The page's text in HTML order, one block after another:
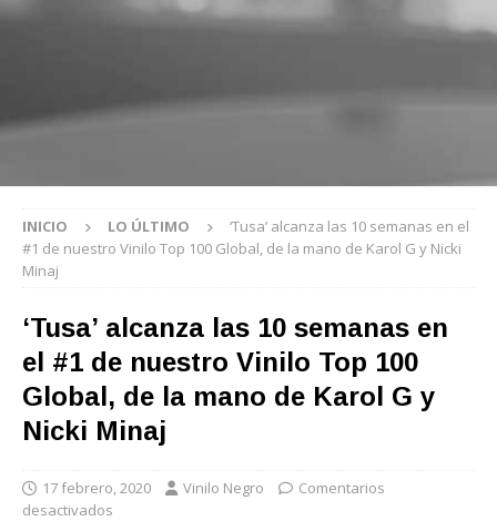
INICIO LO ÚLTIMO
‘Tusa’ alcanza las 10 semanas en el
#1 de nuestro Vinilo Top 100 Global, de la mano de Karol G y Nicki
Minaj
‘Tusa’ alcanza las 10 semanas en
el #1 de nuestro Vinilo Top 100
Global, de la mano de Karol G y
Nicki Minaj
17 febrero, 2020 Vinilo Negro
Comentarios
desactivados